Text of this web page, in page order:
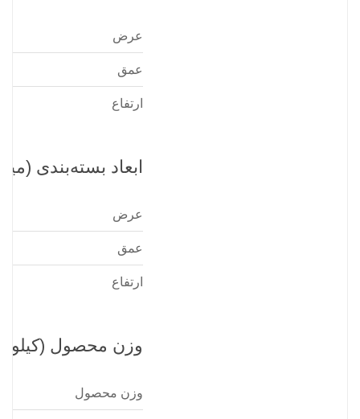
عرض
عمق
ارتفاع
ابعاد بسته‌بندی
عرض
عمق
ارتفاع
وزن محصول
وزن محصول